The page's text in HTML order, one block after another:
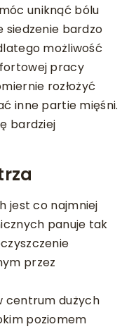
uniknąć bólu
siedzenie bardzo
możliwość
pracy
rozłożyć
inne partie mięśni.
bardziej
jest co najmniej
panuje tak
przez
centrum dużych
poziomem